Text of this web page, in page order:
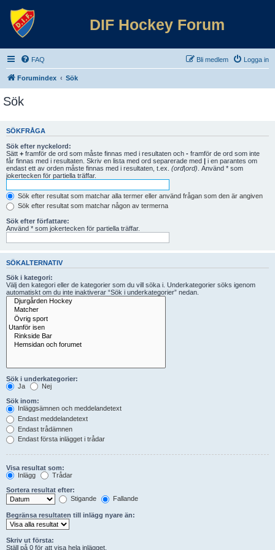
DIF Hockey Forum
FAQ Logga in
Bli medlem
Forumindex Sök
Sök
SÖKFRÅGA
Sök efter nyckelord:
Sätt + framför de ord som måste finnas med i resultaten och - framför de ord som inte
får finnas med i resultaten. Skriv en lista med ord separerade med | i en parantes om
endast ett av orden måste finnas med i resultaten, t.ex. (ord|ord) . Använd * som
jokertecken för partiella träffar.
Sök efter resultat som matchar alla termer eller använd frågan som den är angiven
Sök efter resultat som matchar någon av termerna
Sök efter författare:
Använd * som jokertecken för partiella träffar.
SÖKALTERNATIV
Sök i kategori:
Välj den kategori eller de kategorier som du vill söka i. Underkategorier söks igenom
automatiskt om du inte inaktiverar “Sök i underkategorier” nedan.
Sök i underkategorier:
Ja
Nej
Sök inom:
Inläggsämnen och meddelandetext
Endast meddelandetext
Endast trådämnen
Endast första inlägget i trådar
Visa resultat som:
Inlägg
Trådar
Sortera resultat efter:
Stigande
Fallande
Begränsa resultaten till inlägg nyare än:
Skriv ut första:
Ställ på 0 för att visa hela inlägget.